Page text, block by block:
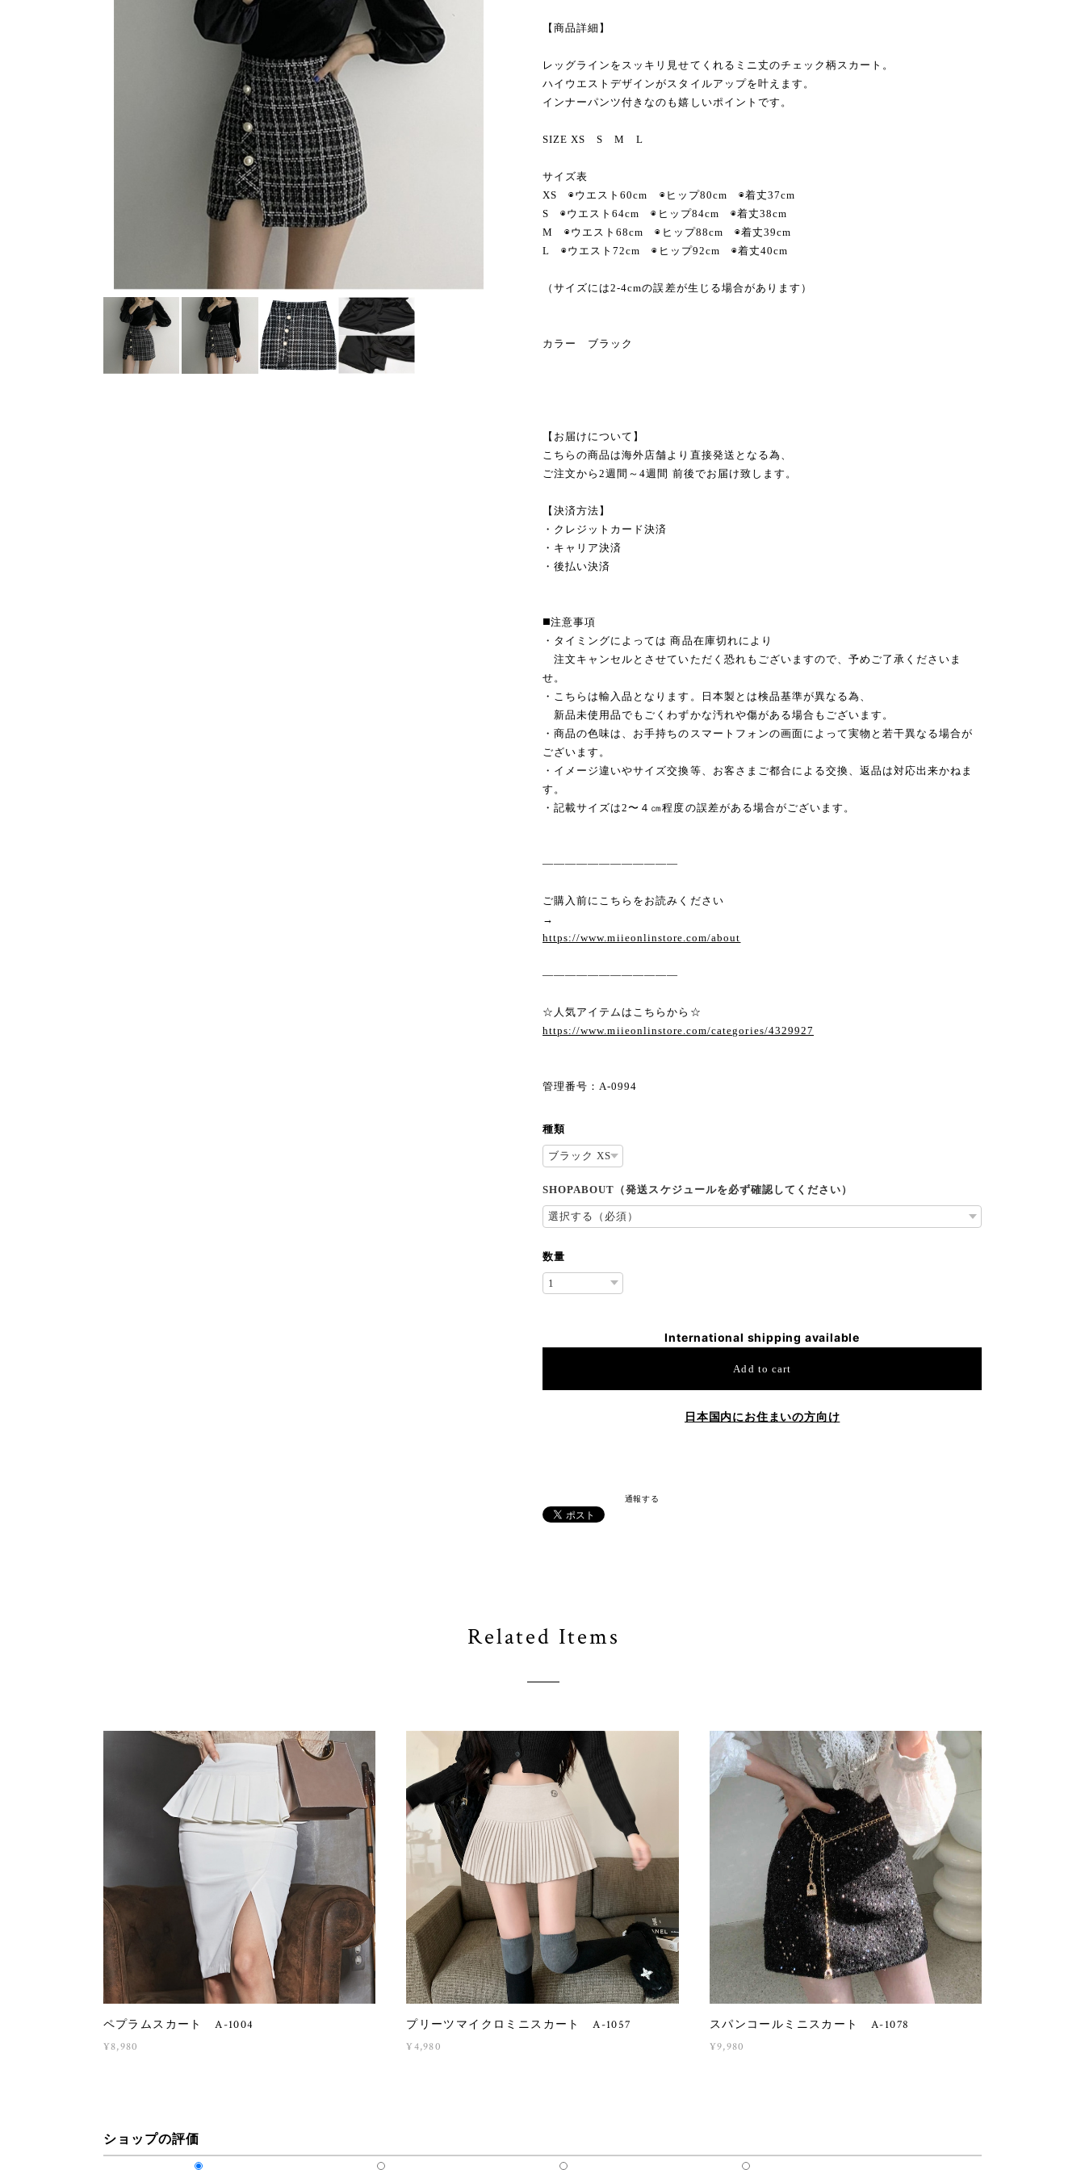
【商品詳細】
レッグラインをスッキリ見せてくれるミニ丈のチェック柄スカート。
ハイウエストデザインがスタイルアップを叶えます。
インナーパンツ付きなのも嬉しいポイントです。
SIZE XS S M L
サイズ表
XS ◉ウエスト60cm ◉ヒップ80cm ◉着丈37cm
S ◉ウエスト64cm ◉ヒップ84cm ◉着丈38cm
M ◉ウエスト68cm ◉ヒップ88cm ◉着丈39cm
L ◉ウエスト72cm ◉ヒップ92cm ◉着丈40cm
（サイズには2-4cmの誤差が生じる場合があります）
カラー ブラック
【お届けについて】
こちらの商品は海外店舗より直接発送となる為、
ご注文から2週間～4週間 前後でお届け致します。
【決済方法】
・クレジットカード決済
・キャリア決済
・後払い決済
◼️注意事項
・タイミングによっては 商品在庫切れにより
注文キャンセルとさせていただく恐れもございますので、予めご了承くださいま
せ。
・こちらは輸入品となります。日本製とは検品基準が異なる為、
新品未使用品でもごくわずかな汚れや傷がある場合もございます。
・商品の色味は、お手持ちのスマートフォンの画面によって実物と若干異なる場合が
ございます。
・イメージ違いやサイズ交換等、お客さまご都合による交換、返品は対応出来かねま
す。
・記載サイズは2〜４㎝程度の誤差がある場合がございます。
————————————
ご購入前にこちらをお読みください
→
https://www.miieonlinstore.com/about
————————————
☆人気アイテムはこちらから☆
https://www.miieonlinstore.com/categories/4329927
管理番号：A-0994
種類
SHOPABOUT（発送スケジュールを必ず確認してください）
数量
International shipping available
Add to cart
日本国内にお住まいの方向け
通報する
Related Items
ペプラムスカート A-1004
¥8,980
プリーツマイクロミニスカート A-1057
¥4,980
スパンコールミニスカート A-1078
¥9,980
ショップの評価